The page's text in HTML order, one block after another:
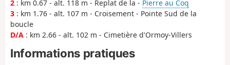
2 : km 0.67 - alt. 118 m - Replat de la - Pierre au Coq
3 : km 1.76 - alt. 107 m - Croisement - Pointe Sud de la
boucle
D/A : km 2.66 - alt. 102 m - Cimetière d'Ormoy-Villers
Informations pratiques